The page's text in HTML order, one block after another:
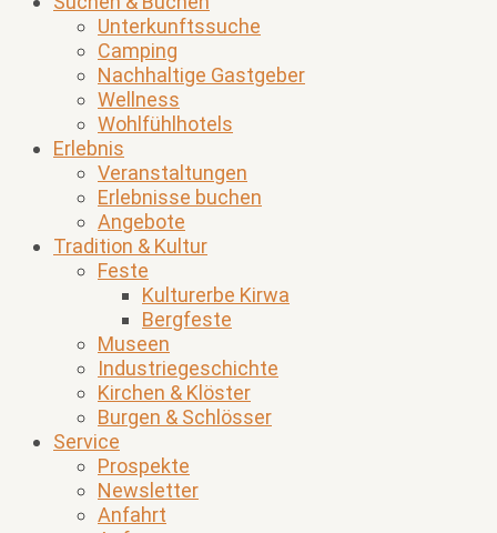
Unterkunftssuche
Camping
Nachhaltige Gastgeber
Wellness
Wohlfühlhotels
Erlebnis
Veranstaltungen
Erlebnisse buchen
Angebote
Tradition & Kultur
Feste
Kulturerbe Kirwa
Bergfeste
Museen
Industriegeschichte
Kirchen & Klöster
Burgen & Schlösser
Service
Prospekte
Newsletter
Anfahrt